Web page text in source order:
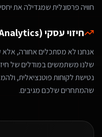
חוויה פרסונלית שמגדילה את
חיזוי עסקי (Predictive Analytics)
אנחנו לא מסתכלים אחורה, אלא
שלנו משתמשים במודלים של
נטישת לקוחות פוטנציאלית,
שהמתחרים שלכם מגיבים.